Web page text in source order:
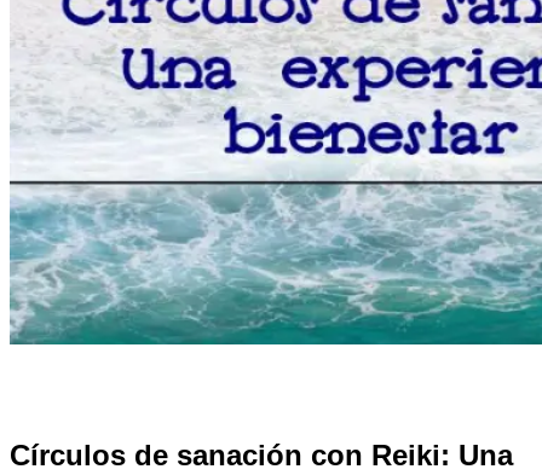
Círculos de sanación con Reiki: Una